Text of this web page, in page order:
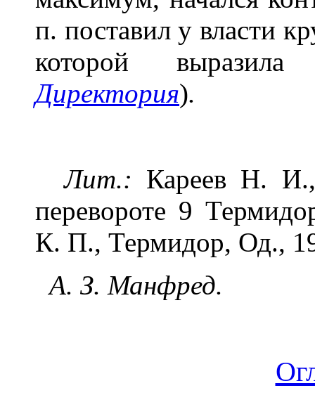
п. поставил у власти
которой
Директория).
Лит.: Кареев Н.
перевороте 9
К. П., Термидор, Од.,
А. З. Манфред.